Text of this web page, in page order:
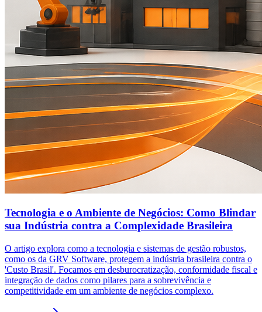
Tecnologia e o Ambiente de Negócios: Como Blindar
sua Indústria contra a Complexidade Brasileira
O artigo explora como a tecnologia e sistemas de gestão robustos,
como os da GRV Software, protegem a indústria brasileira contra o
'Custo Brasil'. Focamos em desburocratização, conformidade fiscal e
integração de dados como pilares para a sobrevivência e
competitividade em um ambiente de negócios complexo.